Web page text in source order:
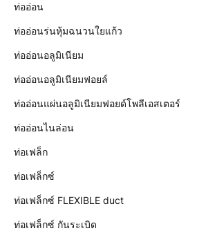
ท่ออ่อน
ท่ออ่อนร่นหุ้มฉนวนใยแก้ว
ท่ออ่อนอลูมิเนียม
ท่ออ่อนอลูมิเนียมฟอยล์
ท่ออ่อนแผ่นอลูมิเนียมฟอยด์โพลีเอสเตอร์
ท่ออ่อนไนล่อน
ท่อเฟล็ก
ท่อเฟล็กซ์
ท่อเฟล็กซ์ FLEXIBLE duct
ท่อเฟล็กซ์ กันระเบิด